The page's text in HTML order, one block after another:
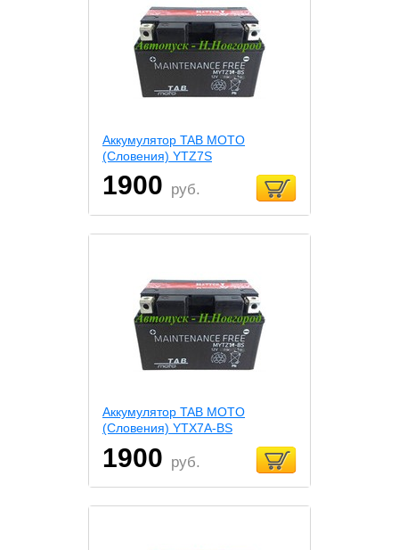
Аккумулятор TAB MOTO
(Словения) YTZ7S
1900 руб.
Аккумулятор TAB MOTO
(Словения) YTX7A-BS
1900 руб.